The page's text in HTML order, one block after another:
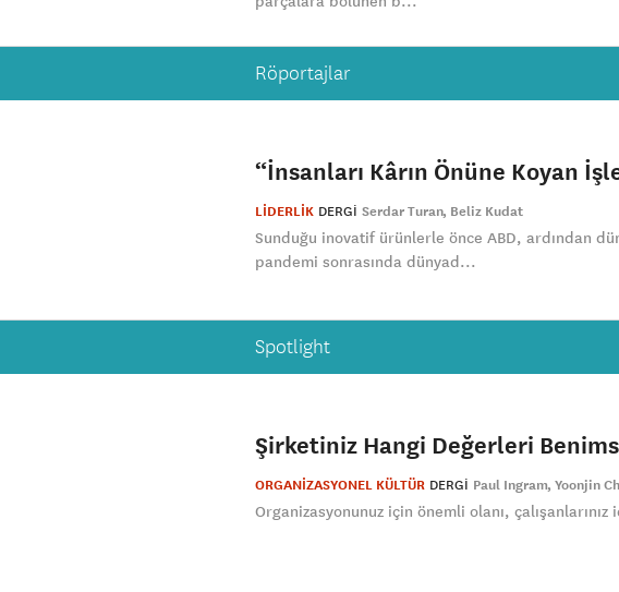
Röportajlar
“İnsanları Kârın Önüne Koyan
LİDERLİK DERGI Serdar Turan Beliz Kudat
Sunduğu inovatif ürünlerle önce ABD, ardından
pandemi sonrasında dünyad...
Spotlight
Şirketiniz Hangi Değerleri
ORGANİZASYONEL KÜLTÜR DERGI Paul Ingram Yoonjin
Organizasyonunuz için önemli olanı,